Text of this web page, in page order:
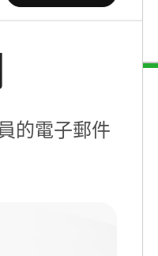
的電子郵件